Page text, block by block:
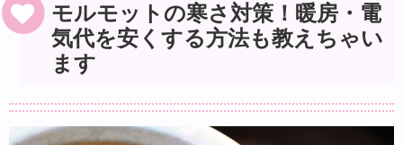
モルモットの寒さ対策！暖房・電
気代を安くする方法も教えちゃい
ます